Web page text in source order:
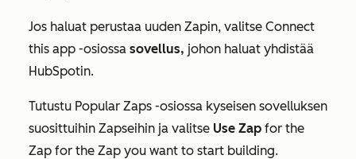
Jos haluat perustaa uuden Zapin, valitse Connect
this app -osiossa sovellus, johon haluat yhdistää
HubSpotin.
Tutustu Popular Zaps -osiossa kyseisen sovelluksen
suosittuihin Zapseihin ja valitse Use Zap for the
Zap for the Zap you want to start building.